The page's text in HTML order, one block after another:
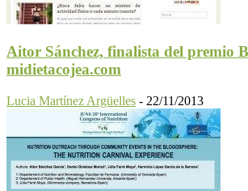
Aitor Sánchez, finalista del premio
midietacojea.com
Lucia Martínez Argüelles - 22/11/2013